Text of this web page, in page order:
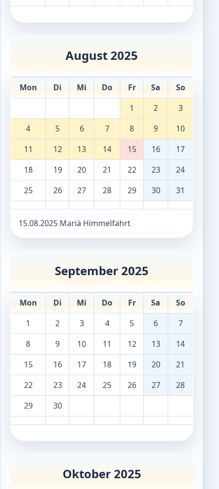
August 2025
Mon Di Mi Do Fr Sa
So
1
2
3
4
5 6 7 8 9
10
11
12 13 14 15 16
17
18
19 20 21 22 23
24
25
26 27 28 29 30 31
15.08.2025 Mariä Himmelfahrt
September 2025
Mon Di Mi Do Fr Sa
So
1
2 3 4 5 6
7
8
9 10 11 12 13
14
15
16 17 18 19 20
21
22
23 24 25 26 27
28
29
30
Oktober 2025